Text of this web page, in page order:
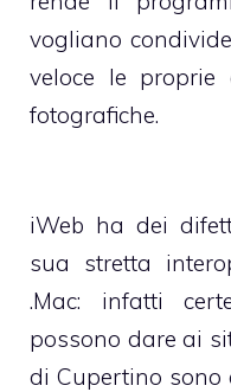
vogliano
veloce le proprie
fotografiche.
iWeb ha dei
sua stretta
.Mac: infatti
possono dare ai
di Cupertino sono